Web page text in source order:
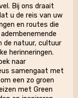
Bij ons draait
u de reis van uw
en routes die
de natuur, cultuur
herinneringen.
naar
samengaat met
een zo groen
met Green